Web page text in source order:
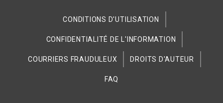
CONDITIONS D'UTILISATION
CONFIDENTIALITÉ DE L'INFORMATION
COURRIERS FRAUDULEUX DROITS D'AUTEUR
FAQ